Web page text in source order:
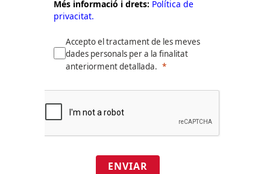
Més informació i drets: Política de
privacitat.
Accepto el tractament de les meves
dades personals per a la finalitat
anteriorment detallada.
ENVIAR